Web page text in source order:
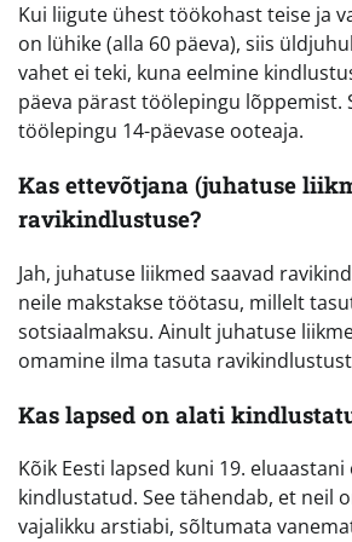
Kui liigute ühest töökohast teise ja
on lühike (alla 60 päeva), siis
vahet ei teki, kuna eelmine
päeva pärast töölepingu lõppemist.
töölepingu 14-päevase ooteaja.
Kas ettevõtjana (juhatuse
ravikindlustuse?
Jah, juhatuse liikmed saavad
neile makstakse töötasu, millelt
sotsiaalmaksu. Ainult juhatuse
omamine ilma tasuta
Kas lapsed on alati
Kõik Eesti lapsed kuni 19.
kindlustatud. See tähendab, et neil
vajalikku arstiabi, sõltumata